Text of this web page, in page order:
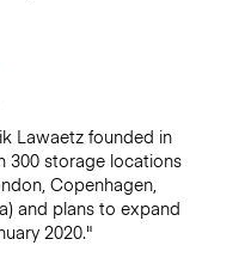
Lawaetz founded in
300 storage locations
Copenhagen,
and plans to expand
2020."